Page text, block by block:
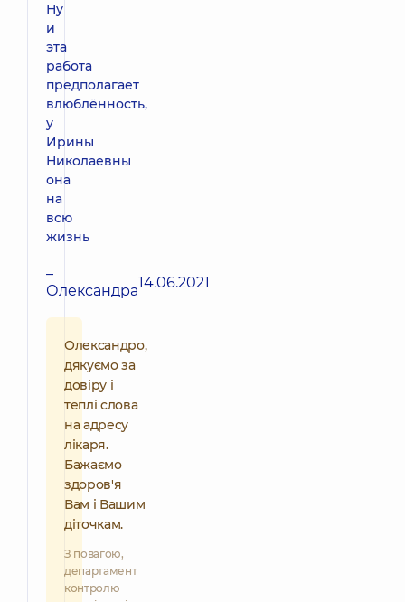
Ну
и
эта
работа
предполагает
влюблённость,
у
Ирины
Николаевны
она
на
всю
жизнь
–
Олександра14.06.2021
Олександро,
дякуємо за
довіру і
теплі слова
на адресу
лікаря.
Бажаємо
здоров'я
Вам і Вашим
діточкам.
З повагою,
департамент
контролю